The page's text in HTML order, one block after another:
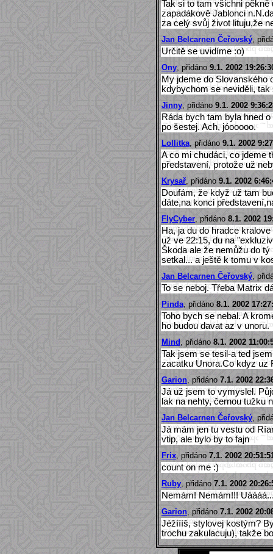
Tak si to tam všichni
zapadákově Jablonci
za celý svůj život lituju,že
Jan Belcarnen Čeřovský ,
Určitě se uvidíme :o)
Ony , přidáno 9.1. 2002
My jdeme do Slovanského
kdybychom se neviděli,
Jinny , přidáno 9.1. 2002
Ráda bych tam byla hned
po šestej. Ach, jóooooo.
Lollitka , přidáno 9.1. 2002
A co mi chudáci, co jdeme
představení, protože už
Krysař , přidáno 9.1. 2002
Doufám, že když už tam
dáte,na konci
FlyCyber , přidáno 8.1. 2002
Ha, ja du do hradce
už ve 22:15, du na
Škoda ale že nemůžu do
setkal... a ještě k tomu v
Jan Belcarnen Čeřovský ,
To se neboj. Třeba Matrix
Pinda , přidáno 8.1. 2002
Toho bych se nebal. A
ho budou davat az v unoru.
Mind , přidáno 8.1. 2002
Tak jsem se tesil-a ted
zacatku Unora.Co kdyz uz
Garion , přidáno 7.1. 2002
Já už jsem to vymyslel.
lak na nehty, černou tužku
Jan Belcarnen Čeřovský ,
Já mám jen tu vestu od
vtip, ale bylo by to fajn
Frix , přidáno 7.1. 2002
count on me :)
Ruby , přidáno 7.1. 2002
Nemám! Nemám!!!
Garion , přidáno 7.1. 2002
Jéžíííš, stylovej kostým?
trochu zakulacuju), takže